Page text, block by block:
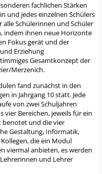
fachlichen Stärken
und jedes einzelnen Schülers
Schülerinnen und Schüler
indem ihnen neue Horizonte
Fokus gerät und der
Erziehung
Gesamtkonzept der
Merzenich.
fand zunächst in den
in Jahrgang 10 statt. Jede
von zwei Schuljahren
vier Bereichen, jeweils für ein
benotet und die vier
Gestaltung, Informatik,
die ein Modul
viermal anbieten, es werden
und Lehrer